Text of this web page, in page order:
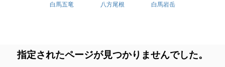
白馬五竜 八方尾根 白馬岩岳